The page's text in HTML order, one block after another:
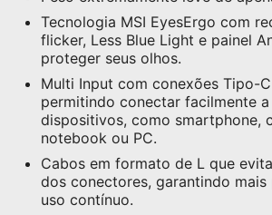
Tecnologia MSI EyesErgo com
flicker, Less Blue Light e painel
proteger seus olhos.
Multi Input com conexões Tipo-
permitindo conectar facilmente
dispositivos, como smartphone,
notebook ou PC.
Cabos em formato de L que
dos conectores, garantindo
uso contínuo.